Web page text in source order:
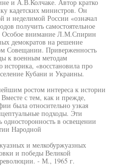
и А.В.Колчаке. Автор кратко
кадетских министров. Он
и неделимой России «означал
получить самостоятельное
Особое внимание Л.М.Спирин
демократов на решение
Совещании. Приверженность
к военным методам
«восстановила про
Кубани и Украины.
ростом интереса к истории
с тем, как и прежде,
была относительно узкая
подходы. Эти
в освещении
Народной
и мелкобуржуазных
и победы Великой
революции. - М., 1965 г.